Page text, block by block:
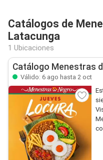
Catálogos de
Latacunga
1 Ubicaciones
Catálogo Menestras
Válido: 6 ago hasta 2 oct